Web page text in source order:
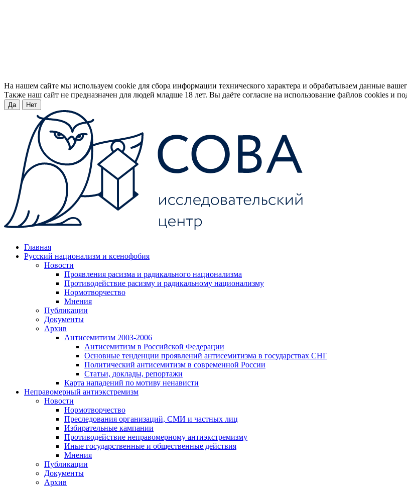
На нашем сайте мы используем cookie для сбора информации технического характера и обрабатываем данные
Также наш сайт не предназначен для людей младше 18 лет. Вы даёте согласие на использование файлов cookies и
Да Нет
Главная
Русский национализм и ксенофобия
Новости
Проявления расизма и радикального национализма
Противодействие расизму и радикальному национализму
Нормотворчество
Мнения
Публикации
Документы
Архив
Антисемитизм 2003-2006
Антисемитизм в Российской Федерации
Основные тенденции проявлений антисемитизма в государствах СНГ
Политический антисемитизм в современной России
Статьи, доклады, репортажи
Карта нападений по мотиву ненависти
Неправомерный антиэкстремизм
Новости
Нормотворчество
Преследования организаций, СМИ и частных лиц
Избирательные кампании
Противодействие неправомерному антиэкстремизму
Иные государственные и общественные действия
Мнения
Публикации
Документы
Архив